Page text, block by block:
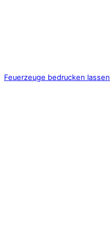
Feuerzeuge bedrucken lassen